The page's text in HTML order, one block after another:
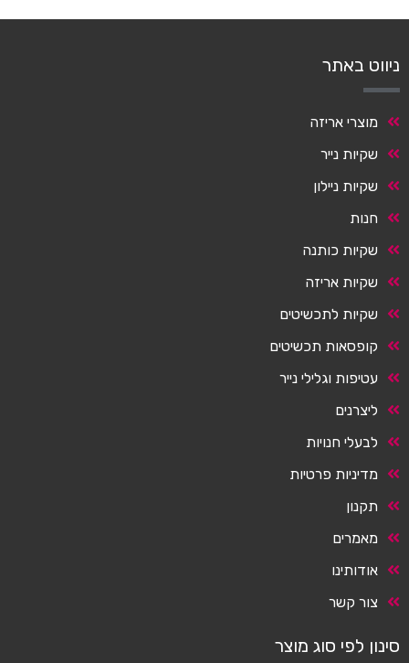
ניווט באתר
מוצרי אריזה
שקיות נייר
שקיות ניילון
חנות
שקיות כותנה
שקיות אריזה
שקיות לתכשיטים
קופסאות תכשיטים
עטיפות וגלילי נייר
ליצרנים
לבעלי חנויות
מדיניות פרטיות
תקנון
מאמרים
אודותינו
צור קשר
סינון לפי סוג מוצר